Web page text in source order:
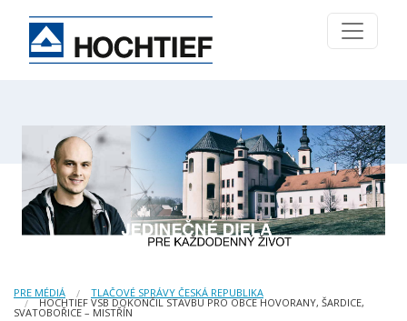
PRE MÉDIÁ TLAČOVÉ SPRÁVY ČESKÁ REPUBLIKA
HOCHTIEF VSB DOKONČIL STAVBU PRO OBCE HOVORANY, ŠARDICE,
SVATOBOŘICE – MISTŘÍN